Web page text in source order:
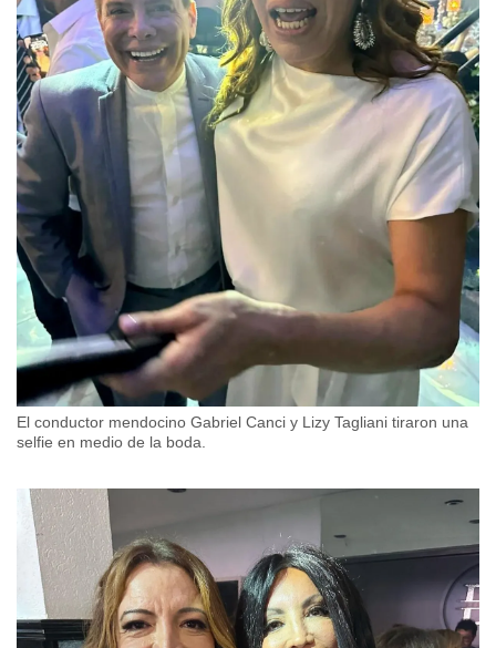
El conductor mendocino Gabriel Canci y Lizy Tagliani tiraron una
selfie en medio de la boda.